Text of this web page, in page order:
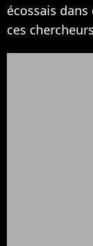
écossais
ces